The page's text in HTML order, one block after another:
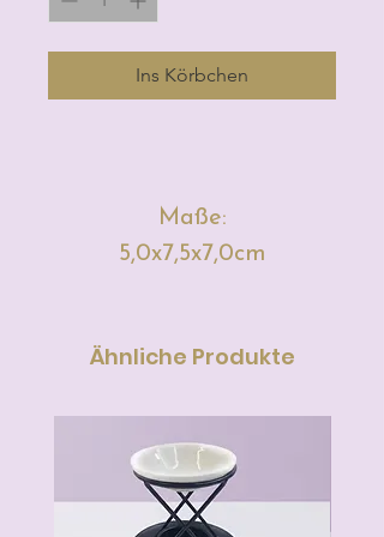
Ins Körbchen
Maße:
5,0x7,5x7,0cm
Ähnliche Produkte